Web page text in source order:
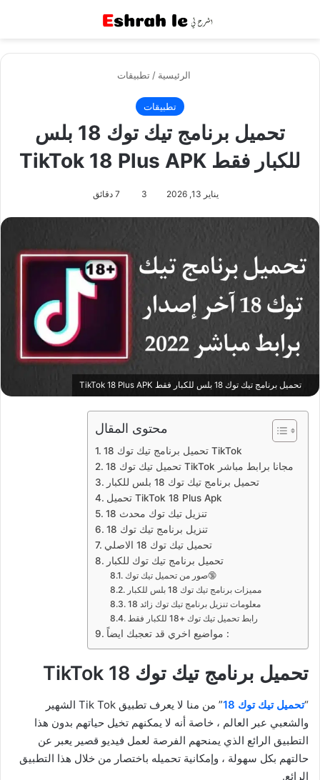
الرئيسية / تطبيقات
تطبيقات
تحميل برنامج تيك توك 18 بلس
للكبار فقط TikTok 18 Plus APK
يناير 13, 2026 3
تحميل برنامج تيك توك 18 بلس للكبار فقط TikTok 18 Plus APK
محتوى المقال
تحميل برنامج تيك توك 18 TikTok
تحميل تيك توك 18 TikTok مجانا برابط مباشر
تحميل برنامج تيك توك 18 بلس للكبار
تحميل TikTok 18 Plus Apk
تنزيل تيك توك محدث 18
تنزيل برنامج تيك توك 18
تحميل تيك توك 18 الاصلي
تحميل برنامج تيك توك للكبار
صور من تحميل تيك توك🔞
مميزات برنامج تيك توك 18 بلس للكبار
معلومات تنزيل برنامج تيك توك زائد 18
مواضيع اخري قد تعجبك ايضاً :
تحميل برنامج تيك توك 18 TikTok
“تحميل تيك توك 18
” من منا لا يعرف تطبيق Tik Tok الشهير
والشعبي عبر العالم ، خاصة أنه لا يمكنهم تخيل حياتهم بدون هذا
التطبيق الرائع الذي يمنحهم الفرصة لعمل فيديو قصير يعبر عن
حالتهم بكل سهولة ، وإمكانية تحميله باختصار من خلال هذا التطبيق
الرائع.